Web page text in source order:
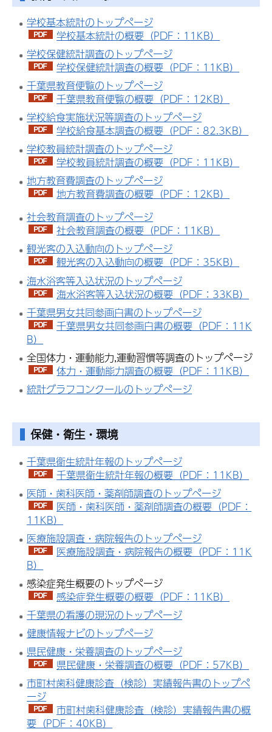
学校基本統計のトップページ
学校基本統計の概要（PDF：11KB）
学校保健統計調査のトップページ
学校保健統計調査の概要（PDF：11KB）
千葉県教育便覧のトップページ
千葉県教育便覧の概要（PDF：12KB）
学校給食実施状況等調査のトップページ
学校給食基本調査の概要（PDF：82.3KB）
学校教員統計調査のトップページ
学校教員統計調査の概要（PDF：11KB）
地方教育費調査のトップページ
地方教育費調査の概要（PDF：12KB）
社会教育調査のトップページ
社会教育調査の概要（PDF：11KB）
観光客の入込動向のトップページ
観光客の入込動向の概要（PDF：35KB）
海水浴客等入込状況のトップページ
海水浴客等入込状況の概要（PDF：33KB）
千葉県男女共同参画白書のトップページ
千葉県男女共同参画白書の概要（PDF：11K
B）
全国体力・運動能力,運動習慣等調査のトップページ
体力・運動能力調査の概要（PDF：11KB）
統計グラフコンクールのトップページ
保健・衛生・環境
千葉県衛生統計年報のトップページ
千葉県衛生統計年報の概要（PDF：11KB）
医師・歯科医師・薬剤師調査のトップページ
医師・歯科医師・薬剤師調査の概要（PDF：
11KB）
医療施設調査・病院報告のトップページ
医療施設調査・病院報告の概要（PDF：11K
B）
感染症発生概要のトップページ
感染症発生概要の概要（PDF：11KB）
千葉県の看護の現況のトップページ
健康情報ナビのトップページ
県民健康・栄養調査のトップページ
県民健康・栄養調査の概要（PDF：57KB）
市町村歯科健康診査（検診）実績報告書のトップペ
ージ
市町村歯科健康診査（検診）実績報告書の概
要（PDF：40KB）